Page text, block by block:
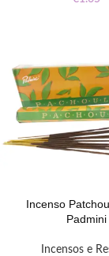
Incenso
Padmini
Incensos e